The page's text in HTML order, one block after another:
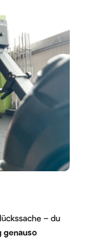
– du
genauso